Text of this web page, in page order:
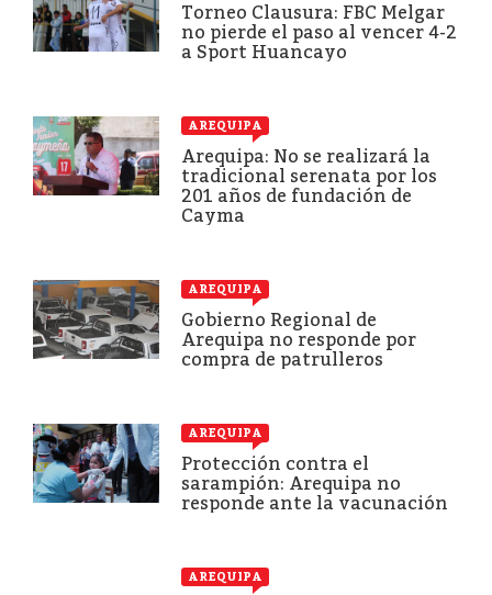
Torneo Clausura: FBC Melgar
no pierde el paso al vencer 4-2
a Sport Huancayo
AREQUIPA
Arequipa: No se realizará la
tradicional serenata por los
201 años de fundación de
Cayma
AREQUIPA
Gobierno Regional de
Arequipa no responde por
compra de patrulleros
AREQUIPA
Protección contra el
sarampión: Arequipa no
responde ante la vacunación
AREQUIPA